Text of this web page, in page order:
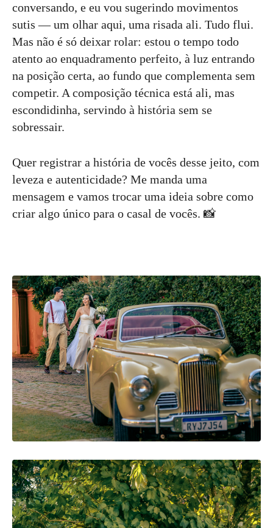
conversando, e eu vou sugerindo movimentos
sutis — um olhar aqui, uma risada ali. Tudo flui.
Mas não é só deixar rolar: estou o tempo todo
atento ao enquadramento perfeito, à luz entrando
na posição certa, ao fundo que complementa sem
competir. A composição técnica está ali, mas
escondidinha, servindo à história sem se
sobressair.
Quer registrar a história de vocês desse jeito, com
leveza e autenticidade? Me manda uma
mensagem e vamos trocar uma ideia sobre como
criar algo único para o casal de vocês. 📸